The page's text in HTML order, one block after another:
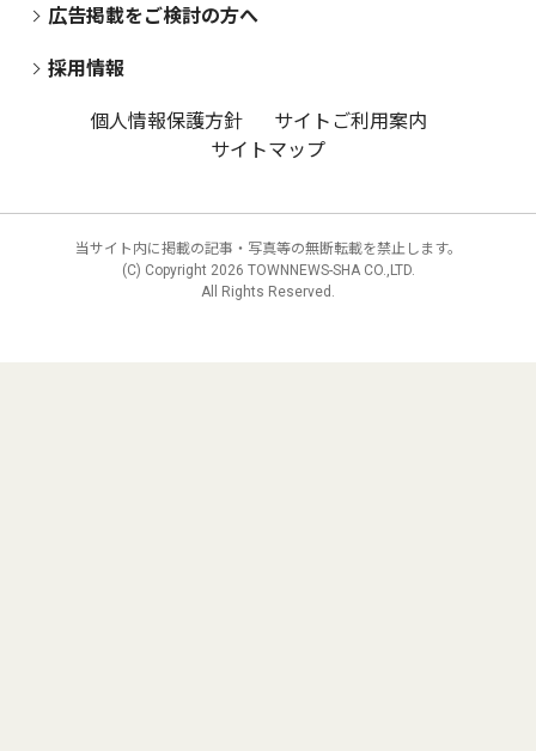
広告掲載をご検討の方へ
採用情報
個人情報保護方針
サイトご利用案内
サイトマップ
当サイト内に掲載の記事・写真等の無断転載を禁止します。
(C) Copyright 2026 TOWNNEWS-SHA CO.,LTD.
All Rights Reserved.